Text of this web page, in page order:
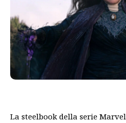
La steelbook della serie Marvel